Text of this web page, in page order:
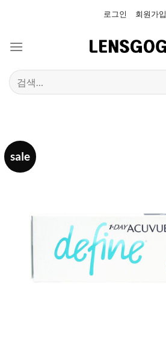
로그인 회원가입
검
색:
sale